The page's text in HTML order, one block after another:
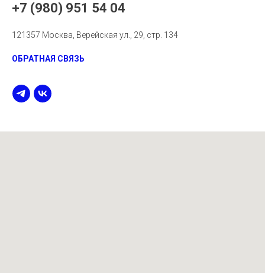
+7 (980) 951 54 04
121357 Москва, Верейская ул., 29, стр. 134
ОБРАТНАЯ СВЯЗЬ